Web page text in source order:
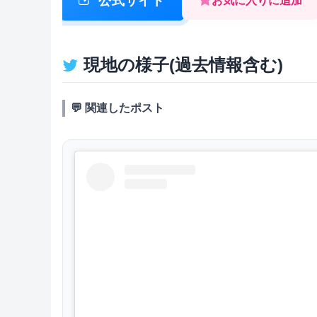
現地の様子(過去情報含む)
💬 関連したポスト